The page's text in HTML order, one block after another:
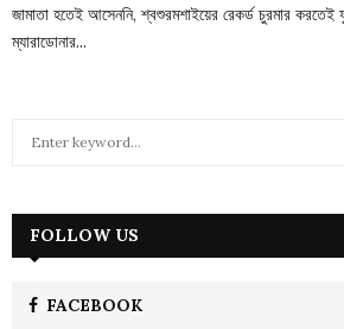
জামাতা হতেই আসেননি, শ্বশুরমশাইয়ের রেকর্ড চুরমার করতেই
ম্যারাডোনার...
h
FOLLOW US
FACEBOOK